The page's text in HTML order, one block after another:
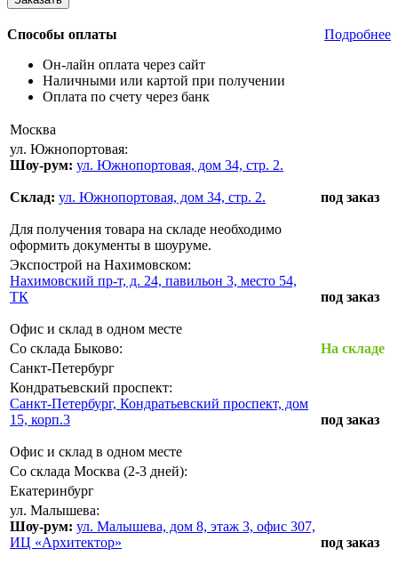
Способы оплаты
Подробнее
Он-лайн оплата через сайт
Наличными или картой при получении
Оплата по счету через банк
Москва
ул. Южнопортовая:
Шоу-рум: ул. Южнопортовая, дом 34, стр. 2.
Склад: ул. Южнопортовая, дом 34, стр. 2.
Для получения товара на складе необходимо
оформить документы в шоуруме.
под заказ
Экспострой на Нахимовском:
Нахимовский пр-т, д. 24, павильон 3, место 54,
ТК
Офис и склад в одном месте
под заказ
Со склада Быково:
На складе
Санкт-Петербург
Кондратьевский проспект:
Санкт-Петербург, Кондратьевский проспект, дом
15, корп.3
Офис и склад в одном месте
под заказ
Со склада Москва (2-3 дней):
Екатеринбург
ул. Малышева:
Шоу-рум: ул. Малышева, дом 8, этаж 3, офис 307,
ИЦ «Архитектор»
под заказ